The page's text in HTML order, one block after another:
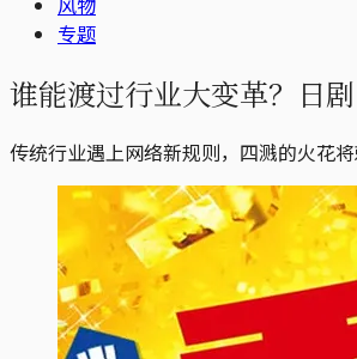
专题
谁能渡过行业大变革？日
传统行业遇上网络新规则，四溅的火花